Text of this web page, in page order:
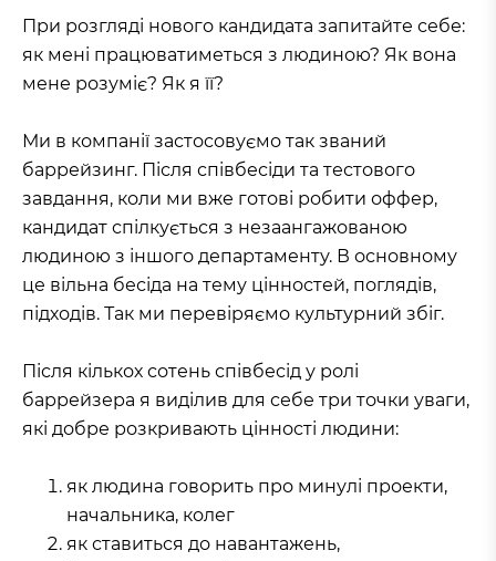
При розгляді нового кандидата запитайте себе:
як мені працюватиметься з людиною? Як вона
мене розуміє? Як я її?
Ми в компанії застосовуємо так званий
баррейзинг. Після співбесіди та тестового
завдання, коли ми вже готові робити оффер,
кандидат спілкується з незаангажованою
людиною з іншого департаменту. В основному
це вільна бесіда на тему цінностей, поглядів,
підходів. Так ми перевіряємо культурний збіг.
Після кількох сотень співбесід у ролі
баррейзера я виділив для себе три точки уваги,
які добре розкривають цінності людини:
як людина говорить про минулі проекти,
начальника, колег
як ставиться до навантажень,